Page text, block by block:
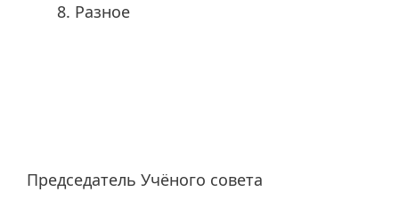
Разное
Председатель Учёного совета